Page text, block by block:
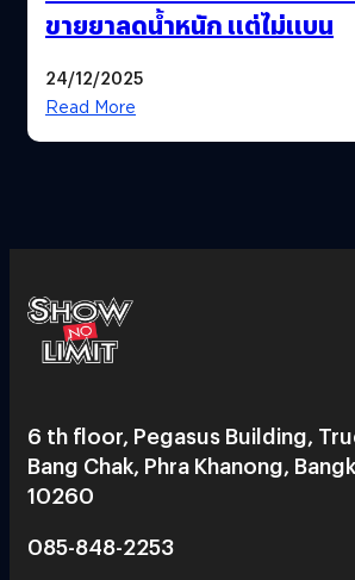
ขายยาลดน้ำหนัก แต่ไม่แบน
24/12/2025
Read More
6 th floor, Pegasus Building,
Bang Chak, Phra Khanong,
10260
085-848-2253